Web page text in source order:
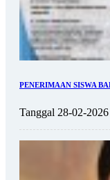
PENERIMAAN SISWA
Tanggal 28-02-